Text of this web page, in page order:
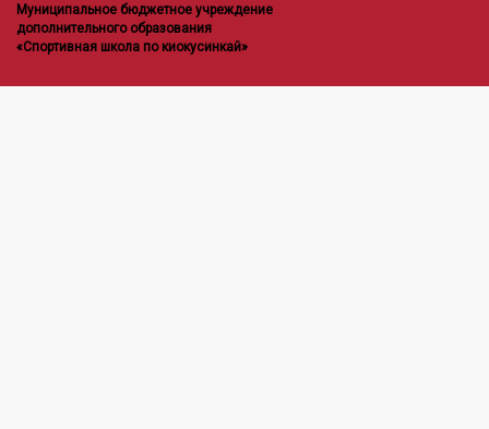
Муниципальное бюджетное учреждение
дополнительного образования
«Спортивная школа по киокусинкай»